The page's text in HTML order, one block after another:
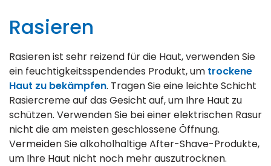
Rasieren
Rasieren ist sehr reizend für die Haut, verwenden Sie
ein feuchtigkeitsspendendes Produkt, um trockene
Haut zu bekämpfen. Tragen Sie eine leichte Schicht
Rasiercreme auf das Gesicht auf, um Ihre Haut zu
schützen. Verwenden Sie bei einer elektrischen Rasur
nicht die am meisten geschlossene Öffnung.
Vermeiden Sie alkoholhaltige After-Shave-Produkte,
um Ihre Haut nicht noch mehr auszutrocknen.